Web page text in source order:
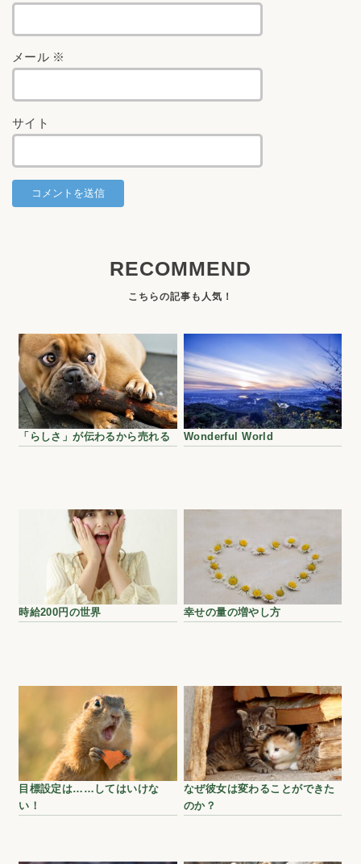
メール ※
サイト
RECOMMEND
「らしさ」が伝わるから売れる Wonderful World
時給200円の世界 幸せの量の増やし方
目標設定は……してはいけな
い！
なぜ彼女は変わることができた
のか？